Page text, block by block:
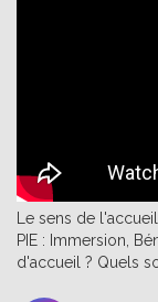
Le sens de
PIE : Immersion,
d'accueil ? Quels